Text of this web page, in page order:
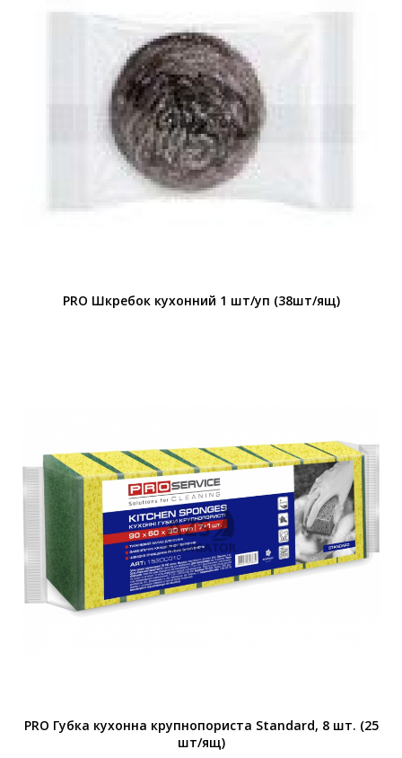
PRO Шкребок кухонний 1 шт/уп (38шт/ящ)
PRO Губка кухонна крупнопориста Standard, 8 шт. (25
шт/ящ)